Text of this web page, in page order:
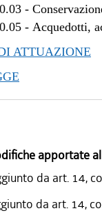
-
-Acquedotti,
ATTUAZIONE
apportate
da art. 14,
da art. 14,